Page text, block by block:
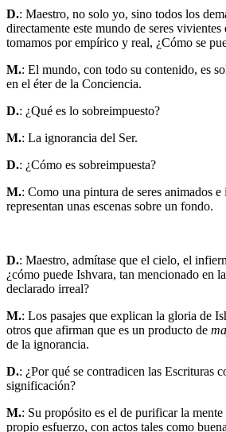
D.: Maestro, no solo yo, sino todos los
directamente este mundo de seres
tomamos por empírico y real, ¿Cómo se
M.: El mundo, con todo su contenido, es
en el éter de la Conciencia.
D.: ¿Qué es lo sobreimpuesto?
M.: La ignorancia del Ser.
D.: ¿Cómo es sobreimpuesta?
M.: Como una pintura de seres animados e
representan unas escenas sobre un fondo.
D.: Maestro, admítase que el cielo, el
¿cómo puede Ishvara, tan mencionado en
declarado irreal?
M.: Los pasajes que explican la gloria de
otros que afirman que es un producto de
de la ignorancia.
D.: ¿Por qué se contradicen las Escrituras
significación?
M.: Su propósito es el de purificar la
propio esfuerzo, con actos tales como